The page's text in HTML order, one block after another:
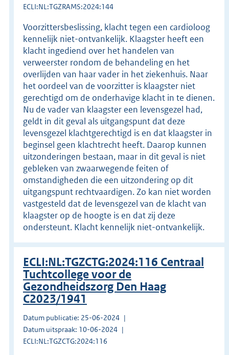
ECLI:NL:TGZRAMS:2024:144
Voorzittersbeslissing, klacht tegen een cardioloog
kennelijk niet-ontvankelijk. Klaagster heeft een
klacht ingediend over het handelen van
verweerster rondom de behandeling en het
overlijden van haar vader in het ziekenhuis. Naar
het oordeel van de voorzitter is klaagster niet
gerechtigd om de onderhavige klacht in te dienen.
Nu de vader van klaagster een levensgezel had,
geldt in dit geval als uitgangspunt dat deze
levensgezel klachtgerechtigd is en dat klaagster in
beginsel geen klachtrecht heeft. Daarop kunnen
uitzonderingen bestaan, maar in dit geval is niet
gebleken van zwaarwegende feiten of
omstandigheden die een uitzondering op dit
uitgangspunt rechtvaardigen. Zo kan niet worden
vastgesteld dat de levensgezel van de klacht van
klaagster op de hoogte is en dat zij deze
ondersteunt. Klacht kennelijk niet-ontvankelijk.
ECLI:NL:TGZCTG:2024:116 Centraal
Tuchtcollege voor de
Gezondheidszorg Den Haag
C2023/1941
Datum publicatie: 25-06-2024
Datum uitspraak: 10-06-2024
ECLI:NL:TGZCTG:2024:116